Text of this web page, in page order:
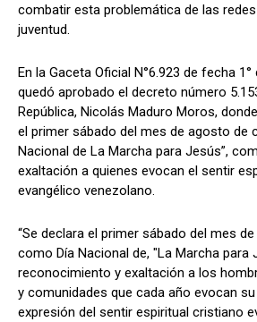
combatir esta problemática de las
juventud.
En la Gaceta Oficial N°6.923 de fecha
quedó aprobado el decreto número
República, Nicolás Maduro Moros,
el primer sábado del mes de agosto de
Nacional de La Marcha para Jesús”,
exaltación a quienes evocan el sentir
evangélico venezolano.
“Se declara el primer sábado del mes
como Día Nacional de, "La Marcha para
reconocimiento y exaltación a los
y comunidades que cada año evocan
expresión del sentir espiritual cristiano